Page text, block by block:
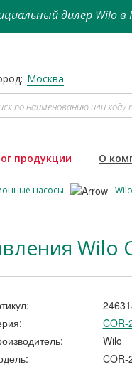
дилер Wilo в
Москва
продукции О
насосы Wilo
Wilo
COR-
Wilo
COR-